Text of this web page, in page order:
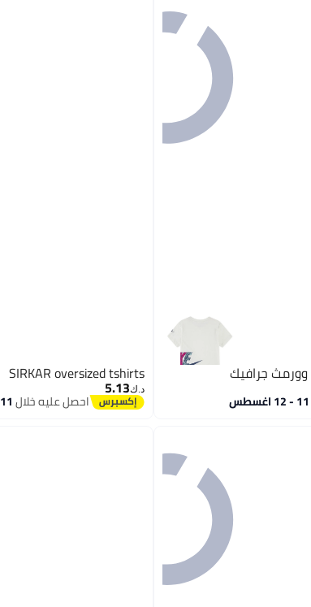
11 - 12 اغسطس
SIRKAR oversized tshirts
د.ك‏5.13
احصل عليه خلال11 - 12 اغسطس